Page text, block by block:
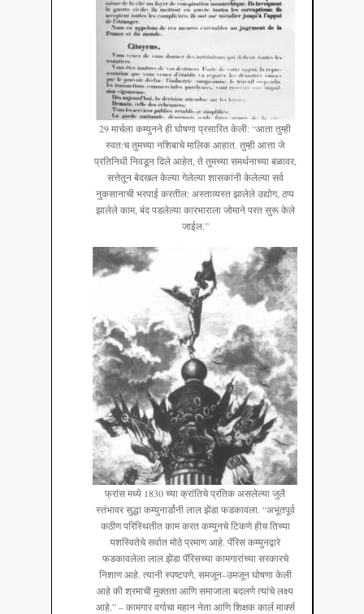
29 मार्चला कम्युनने ही घोषणा प्रसारित केली: “आता तुम्ही
स्वत:च तुमच्या नशिबाचे मालिक आहात. तुम्ही आत्ता जे
प्रतिनिधी निवडून दिले आहेत, ते तुमच्या समर्थनाच्या बळावर,
सत्तेतून बेदखल केल्या गेलेल्या शासकांनी केलेल्या सर्व
नुकसानाची भरपाई करतील: अस्ताव्यस्त झालेले उद्योग, ठप्प
झालेले काम, बंद पडलेल्या कारभाराला जोमाने परत सुरू केले
जाईल.”
फ्रांस मध्ये 1830 च्या क्रांतिचे प्रतिक असलेल्या जुलै
स्तंभावर सुद्धा कम्युनार्डांनी लाल झेंडा फडकावला. “अभूतपूर्व
कठीण परिस्थितीत काम करत कम्युनचे टिकणे हीच तिच्या
यशस्वितेचे सर्वात मोठे प्रमाण आहे. पॅरिस कम्युनद्वारे
फडकावलेला लाल झेंडा पॅरिसच्या कामगारांच्या सरकारचे
निशाण आहे. त्यानी स्पष्टपणे, समजून–उमजून घोषणा केली
आहे की श्रमाची मुक्तता आणि समाजाला बदलणे त्यांचे लक्ष्य
आहे.” – कामगार वर्गाचा महान नेता आणि शिक्षक कार्ल मार्क्स